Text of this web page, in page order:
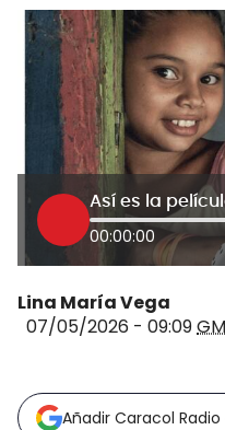
00:00:00
Lina María Vega
07/05/2026 - 09:09
Añadir Caracol